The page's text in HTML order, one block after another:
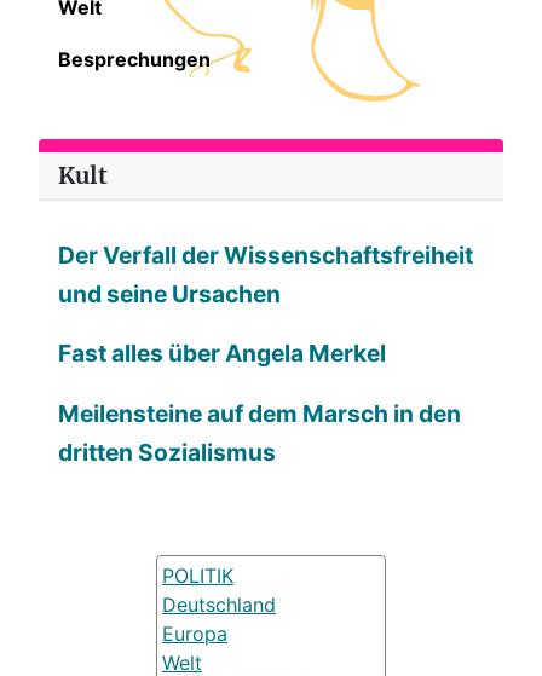
Welt
Besprechungen
Kult
Der Verfall der Wissenschaftsfreiheit
und seine Ursachen
Fast alles über Angela Merkel
Meilensteine auf dem Marsch in den
dritten Sozialismus
POLITIK
Deutschland
Europa
Welt